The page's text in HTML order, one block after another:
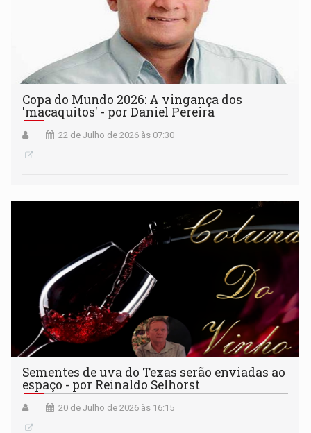
Copa do Mundo 2026: A vingança dos
'macaquitos' - por Daniel Pereira
22 de Julho de 2026 às 07:30
Sementes de uva do Texas serão enviadas ao
espaço - por Reinaldo Selhorst
20 de Julho de 2026 às 16:15